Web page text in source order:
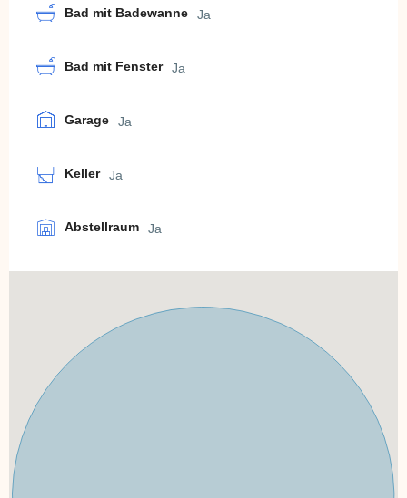
Bad mit Badewanne Ja
Bad mit Fenster Ja
Garage Ja
Keller Ja
Abstellraum Ja